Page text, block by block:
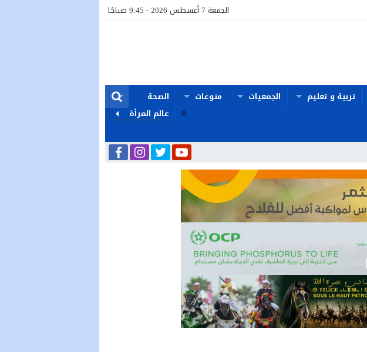
الجمعة 7 أغسطس 2026 - 9:45 صباحًا
تربية و تعليم الجمعيات منوعات
الصحة
عالم المرأة